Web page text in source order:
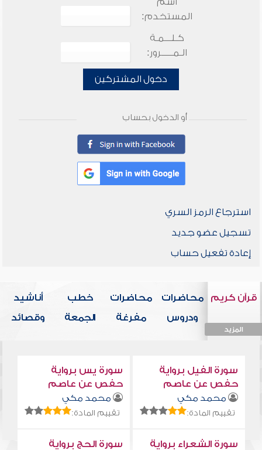
المستخدم:
كـلـــمـة
الـمـــــرور:
دخول المشتركين
أو الدخول بحساب
استرجاع الرمز السري
تسجيل عضو جديد
إعادة تفعيل حساب
قرآن كريم
المزيد
محاضرات
ودروس
محاضرات
مفرغة
خطب
الجمعة
أناشيد
وقصائد
سورة الفيل برواية
حفص عن عاصم
محمد مكي
تقييم المادة:
سورة يس برواية
حفص عن عاصم
محمد مكي
تقييم المادة:
سورة الشعراء برواية
سورة الحج برواية